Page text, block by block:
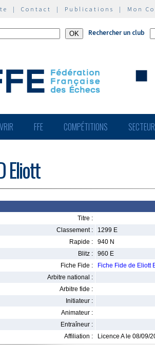
| Contact | Publications | Mon
Rechercher un club
FFE COMPÉTITIONS
Eliott
Titre :
Classement :
1299 E
Rapide :
940 N
Blitz :
960 E
Fiche Fide :
Fiche Fide de Eliott
Arbitre national :
Arbitre fide :
Initiateur :
Animateur :
Entraîneur :
Affiliation :
Licence A le 08/09/